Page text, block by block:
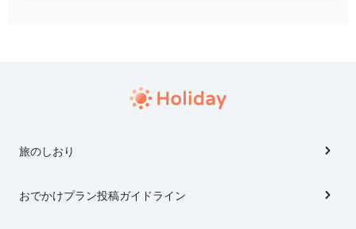
旅のしおり
おでかけプラン投稿ガイドライン